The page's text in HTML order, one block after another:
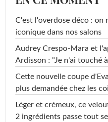
C'est l'overdose déco :
iconique dans nos salons
Audrey Crespo-Mara et
Ardisson : "Je n'ai touché
Cette nouvelle coupe
plus demandée chez les
Léger et crémeux, ce
2 ingrédients passe tout